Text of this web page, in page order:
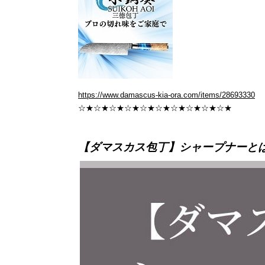
https://www.damascus-kia-ora.com/items/28693330
☆★☆★☆★☆★☆★☆★☆★☆★☆★☆★
【ダマスカス包丁】シャープナーと